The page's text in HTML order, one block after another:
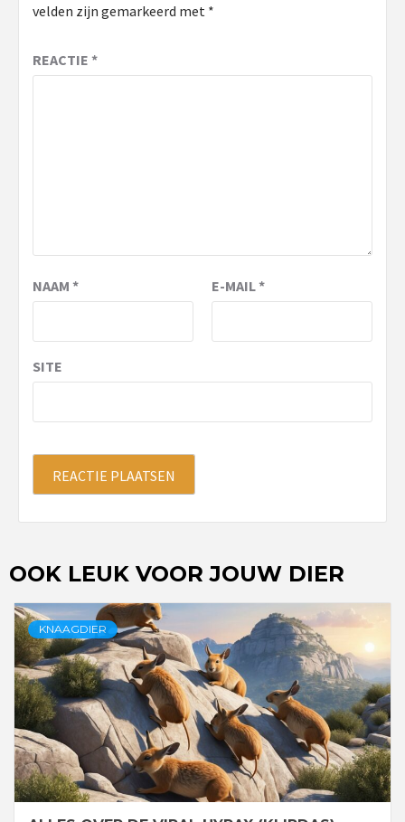
velden zijn gemarkeerd met *
REACTIE *
NAAM * E-MAIL*
SITE
OOK LEUK VOOR JOUW DIER
KNAAGDIER